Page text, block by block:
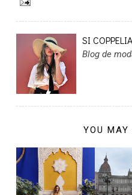
SI
Blog de
YOU